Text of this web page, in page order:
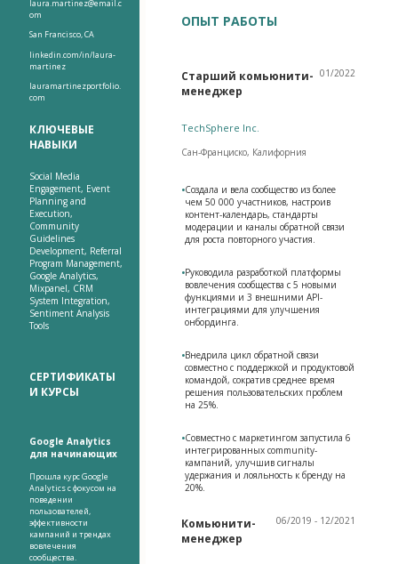
laura.martinez@email.c
om
San Francisco, CA
linkedin.com/in/laura-
martinez
lauramartinezportfolio.
com
КЛЮЧЕВЫЕ
НАВЫКИ
Social Media
Engagement, Event
Planning and
Execution,
Community
Guidelines
Development, Referral
Program Management,
Google Analytics,
Mixpanel, CRM
System Integration,
Sentiment Analysis
Tools
СЕРТИФИКАТЫ
И КУРСЫ
Google Analytics
для начинающих
Прошла курс Google
Analytics с фокусом на
поведении
пользователей,
эффективности
кампаний и трендах
вовлечения
сообщества.
ОПЫТ РАБОТЫ
Старший комьюнити-
менеджер
01/2022
TechSphere Inc.
Сан-Франциско, Калифорния
•Создала и вела сообщество из более
чем 50 000 участников, настроив
контент-календарь, стандарты
модерации и каналы обратной связи
для роста повторного участия.
•Руководила разработкой платформы
вовлечения сообщества с 5 новыми
функциями и 3 внешними API-
интеграциями для улучшения
онбординга.
•Внедрила цикл обратной связи
совместно с поддержкой и продуктовой
командой, сократив среднее время
решения пользовательских проблем
на 25%.
•Совместно с маркетингом запустила 6
интегрированных community-
кампаний, улучшив сигналы
удержания и лояльность к бренду на
20%.
Комьюнити-
менеджер
06/2019 - 12/2021